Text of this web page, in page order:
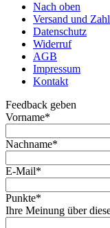
Nach oben
Versand und
Datenschutz
Widerruf
AGB
Impressum
Kontakt
Feedback geben
Vorname*
Nachname*
E-Mail*
Punkte*
Ihre Meinung über